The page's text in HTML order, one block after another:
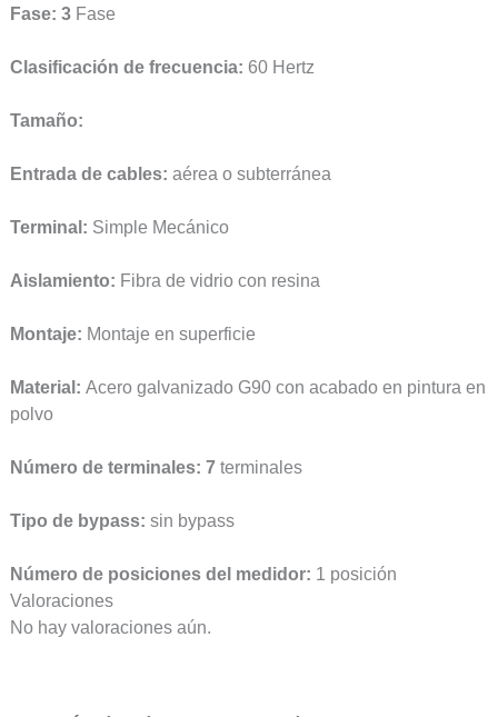
Fase: 3Fase
Clasificación de frecuencia: 60 Hertz
Tamaño:
Entrada de cables: aérea o subterránea
Terminal: Simple Mecánico
Aislamiento: Fibra de vidrio con resina
Montaje: Montaje en superficie
Material: Acero galvanizado G90 con acabado en pintura en
polvo
Número de terminales: 7terminales
Tipo de bypass: sin bypass
Número de posiciones del medidor: 1 posición
Valoraciones
No hay valoraciones aún.